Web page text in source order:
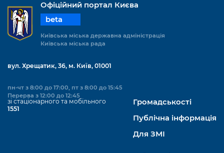
Офіційний портал Києва
beta
Київська міська державна адміністрація
Київська міська рада
вул. Хрещатик, 36, м. Київ, 01001
пн-чт з 8:00 до 17:00, пт з 8:00 до 15:45
Перерва з 12:00 до 12:45
зі стаціонарного та мобільного
1551
Громадськості
Публічна інформація
Для ЗМІ